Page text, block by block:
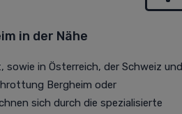
in der Nähe
in Österreich, der Schweiz und
Bergheim oder
sich durch die spezialisierte